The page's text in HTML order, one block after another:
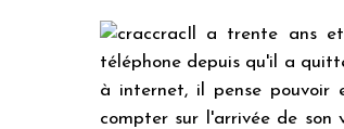
Il a trente ans
téléphone depuis qu'il a
à internet, il pense pouvoir
compter sur l'arrivée de